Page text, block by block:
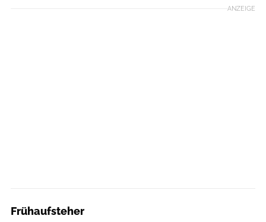
ANZEIGE
Frühaufsteher